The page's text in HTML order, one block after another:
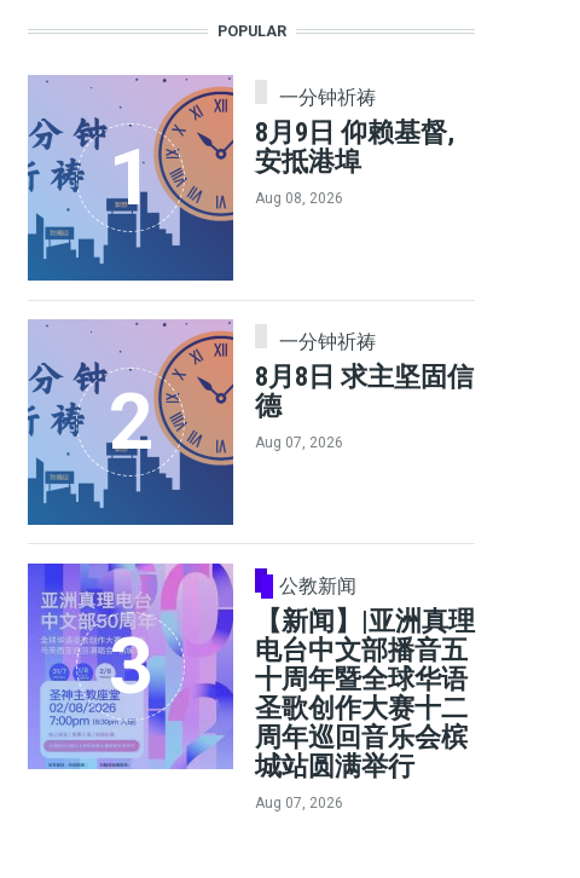
POPULAR
一分钟祈祷
8月9日 仰赖基督,
安抵港埠
Aug 08, 2026
一分钟祈祷
8月8日 求主坚固信
德
Aug 07, 2026
公教新闻
【新闻】|亚洲真理
电台中文部播音五
十周年暨全球华语
圣歌创作大赛十二
周年巡回音乐会槟
城站圆满举行
Aug 07, 2026